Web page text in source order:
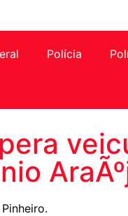
Polícia